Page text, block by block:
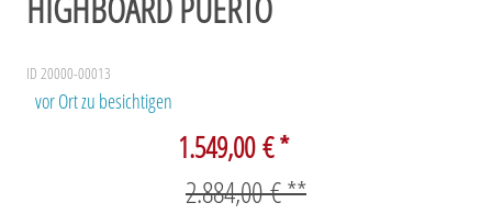
ID 20000-00013
vor Ort zu besichtigen
1.549,00 € *
2.884,00 € **